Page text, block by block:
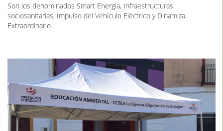
Son los denominados Smart Energía, Infraestructuras
sociosanitarias, Impulso del Vehículo Eléctrico y Dinamiza
Extraordinario